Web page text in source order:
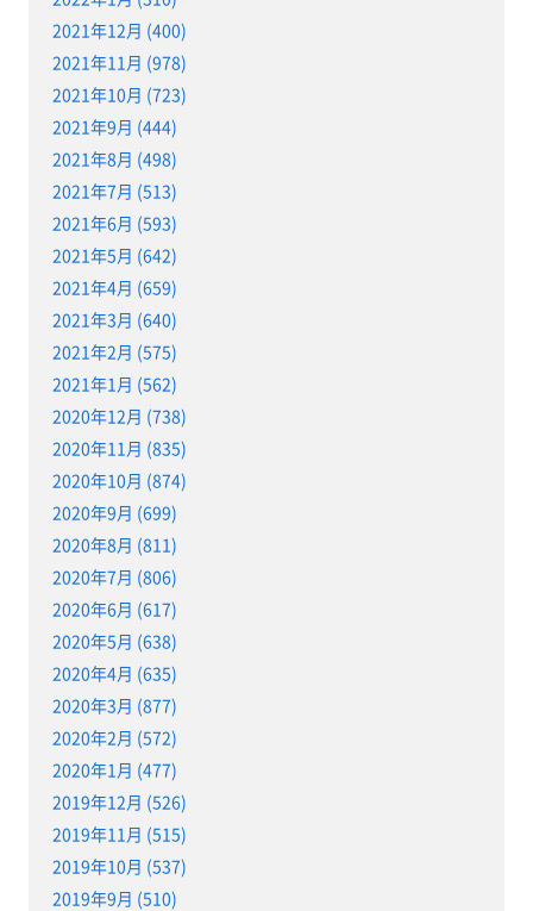
2021年12月 (400)
2021年11月 (978)
2021年10月 (723)
2021年9月 (444)
2021年8月 (498)
2021年7月 (513)
2021年6月 (593)
2021年5月 (642)
2021年4月 (659)
2021年3月 (640)
2021年2月 (575)
2021年1月 (562)
2020年12月 (738)
2020年11月 (835)
2020年10月 (874)
2020年9月 (699)
2020年8月 (811)
2020年7月 (806)
2020年6月 (617)
2020年5月 (638)
2020年4月 (635)
2020年3月 (877)
2020年2月 (572)
2020年1月 (477)
2019年12月 (526)
2019年11月 (515)
2019年10月 (537)
2019年9月 (510)